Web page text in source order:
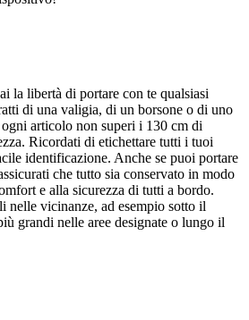
la libertà di portare con te qualsiasi
di una valigia, di un borsone o di uno
articolo non superi i 130 cm di
Ricordati di etichettare tutti i tuoi
identificazione. Anche se puoi portare
che tutto sia conservato in modo
e alla sicurezza di tutti a bordo.
vicinanze, ad esempio sotto il
grandi nelle aree designate o lungo il